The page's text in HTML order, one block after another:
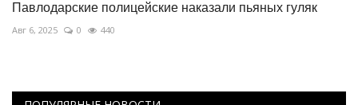
Павлодарские полицейские наказали пьяных гуляк
Авг 6, 2025 0 440